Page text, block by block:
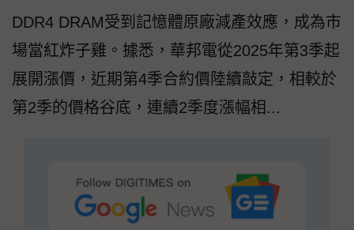
DDR4 DRAM受到記憶體原廠減產效應，成為市
場當紅炸子雞。據悉，華邦電從2025年第3季起
展開漲價，近期第4季合約價陸續敲定，相較於
第2季的價格谷底，連續2季度漲幅相...